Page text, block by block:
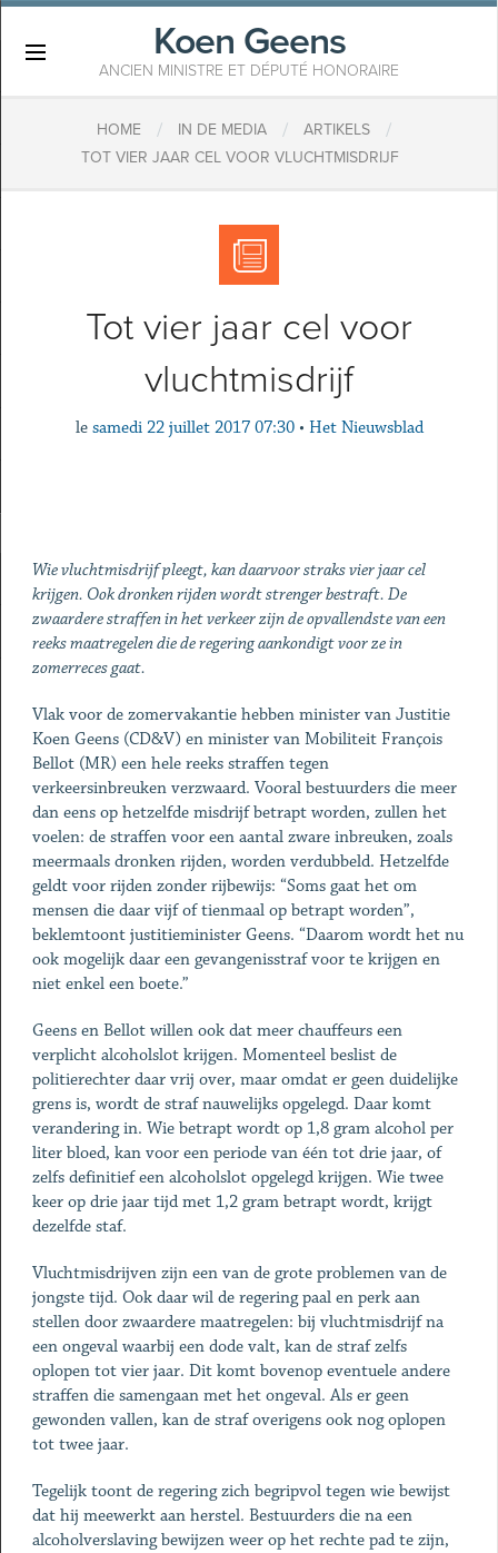
Koen Geens
ANCIEN MINISTRE ET DÉPUTÉ HONORAIRE
HOME / IN DE MEDIA / ARTIKELS /
TOT VIER JAAR CEL VOOR VLUCHTMISDRIJF
Tot vier jaar cel voor
vluchtmisdrijf
le samedi 22 juillet 2017 07:30 • Het Nieuwsblad
Wie vluchtmisdrijf pleegt, kan daarvoor straks vier jaar cel
krijgen. Ook dronken rijden wordt strenger bestraft. De
zwaardere straffen in het verkeer zijn de opvallendste van een
reeks maatregelen die de regering aankondigt voor ze in
zomerreces gaat.
Vlak voor de zomervakantie hebben minister van Justitie
Koen Geens (CD&V) en minister van Mobiliteit François
Bellot (MR) een hele reeks straffen tegen
verkeersinbreuken verzwaard. Vooral bestuurders die meer
dan eens op hetzelfde misdrijf betrapt worden, zullen het
voelen: de straffen voor een aantal zware inbreuken, zoals
meermaals dronken rijden, worden verdubbeld. Hetzelfde
geldt voor rijden zonder rijbewijs: “Soms gaat het om
mensen die daar vijf of tienmaal op betrapt worden”,
beklemtoont justitieminister Geens. “Daarom wordt het nu
ook mogelijk daar een gevangenisstraf voor te krijgen en
niet enkel een boete.”
Geens en Bellot willen ook dat meer chauffeurs een
verplicht alcoholslot krijgen. Momenteel beslist de
politierechter daar vrij over, maar omdat er geen duidelijke
grens is, wordt de straf nauwelijks opgelegd. Daar komt
verandering in. Wie betrapt wordt op 1,8 gram alcohol per
liter bloed, kan voor een periode van één tot drie jaar, of
zelfs definitief een alcoholslot opgelegd krijgen. Wie twee
keer op drie jaar tijd met 1,2 gram betrapt wordt, krijgt
dezelfde staf.
Vluchtmisdrijven zijn een van de grote problemen van de
jongste tijd. Ook daar wil de regering paal en perk aan
stellen door zwaardere maatregelen: bij vluchtmisdrijf na
een ongeval waarbij een dode valt, kan de straf zelfs
oplopen tot vier jaar. Dit komt bovenop eventuele andere
straffen die samengaan met het ongeval. Als er geen
gewonden vallen, kan de straf overigens ook nog oplopen
tot twee jaar.
Tegelijk toont de regering zich begripvol tegen wie bewijst
dat hij meewerkt aan herstel. Bestuurders die na een
alcoholverslaving bewijzen weer op het rechte pad te zijn,